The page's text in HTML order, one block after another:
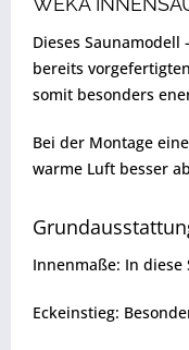
Dieses
bereits
somit besonders
Bei der Montage
warme Luft besser
Innenmaße: In diese
Eckeinstieg: